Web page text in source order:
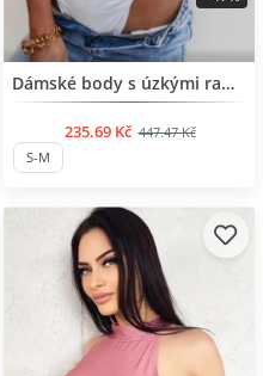
BESTSELLER
Dámské body s úzkými ramínky
235.69 Kč 447.47 Kč
S-M